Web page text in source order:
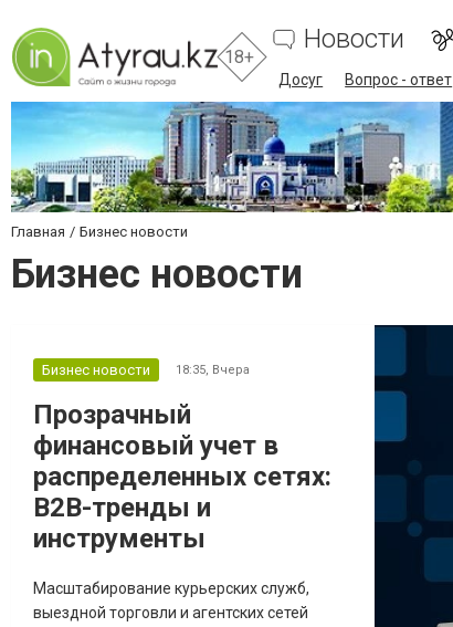
18+
Новости
Досуг Вопрос - ответ
Главная Бизнес новости
Бизнес новости
Бизнес новости 18:35, Вчера
Прозрачный
финансовый учет в
распределенных сетях:
B2B-тренды и
инструменты
Масштабирование курьерских служб,
выездной торговли и агентских сетей